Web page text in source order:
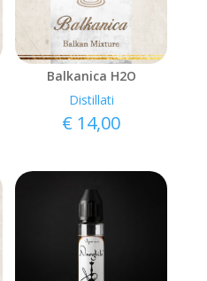
Balkanica H2O
Distillati
€ 14,00